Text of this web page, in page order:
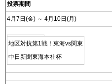
投票期間
4月7日(金) ～ 4月10日(月)
地区対抗第1戦！東海vs関東
中日新聞東海本社杯